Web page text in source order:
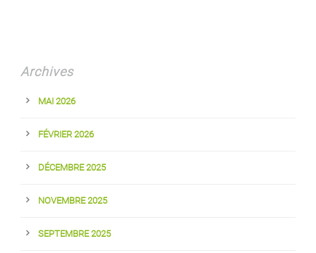
Archives
MAI 2026
FÉVRIER 2026
DÉCEMBRE 2025
NOVEMBRE 2025
SEPTEMBRE 2025